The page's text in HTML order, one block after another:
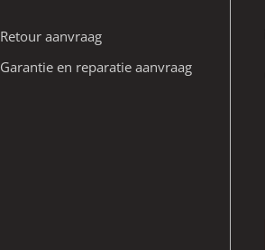
Retour aanvraag
Garantie en reparatie aanvraag